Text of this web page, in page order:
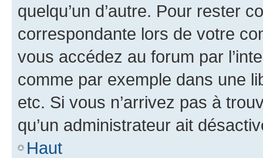
quelqu’un d’autre. Pour rester
correspondante lors de votre
vous accédez au forum par
comme par exemple dans une
etc. Si vous n’arrivez pas à
qu’un administrateur ait
Haut